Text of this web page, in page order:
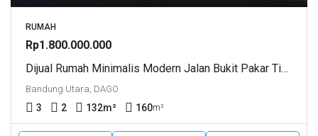
RUMAH
Rp1.800.000.000
Dijual Rumah Minimalis Modern Jalan Bukit Pakar Timur Bandung Utara
Bandung Utara, DAGO
3 2 132m² 160m²